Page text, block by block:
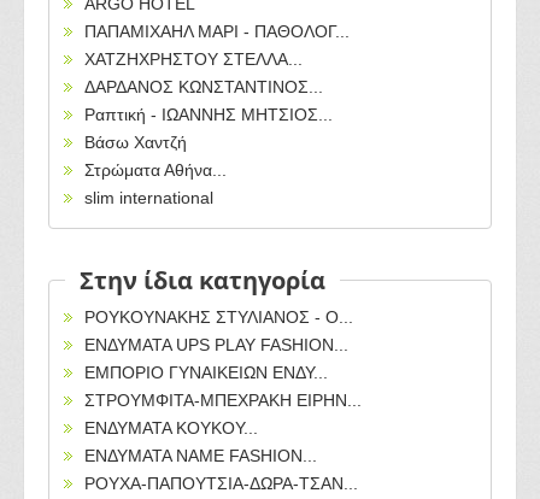
ΠΑΠΑΜΙΧΑΗΛ ΜΑΡΙ - ΠΑΘΟΛΟΓ...
ΧΑΤΖΗΧΡΗΣΤΟΥ ΣΤΕΛΛΑ...
ΔΑΡΔΑΝΟΣ ΚΩΝΣΤΑΝΤΙΝΟΣ...
Ραπτική - ΙΩΑΝΝΗΣ ΜΗΤΣΙΟΣ...
Βάσω Χαντζή
Στρώματα Αθήνα...
slim international
Στην ίδια κατηγορία
ΡΟΥΚΟΥΝΑΚΗΣ ΣΤΥΛΙΑΝΟΣ - Ο...
ΕΝΔΥΜΑΤΑ UPS PLAY FASHION...
ΕΜΠΟΡΙΟ ΓΥΝΑΙΚΕΙΩΝ ΕΝΔΥ...
ΣΤΡΟΥΜΦΙΤΑ-ΜΠΕΧΡΑΚΗ ΕΙΡΗΝ...
ΕΝΔΥΜΑΤΑ ΚΟΥΚΟΥ...
ΕΝΔΥΜΑΤΑ NAME FASHION...
ΡΟΥΧΑ-ΠΑΠΟΥΤΣΙΑ-ΔΩΡΑ-ΤΣΑΝ...